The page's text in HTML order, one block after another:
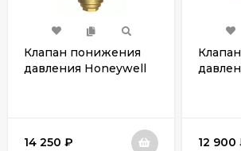
Клапан понижения
давления Honeywell
14 250 ₽ 12 900